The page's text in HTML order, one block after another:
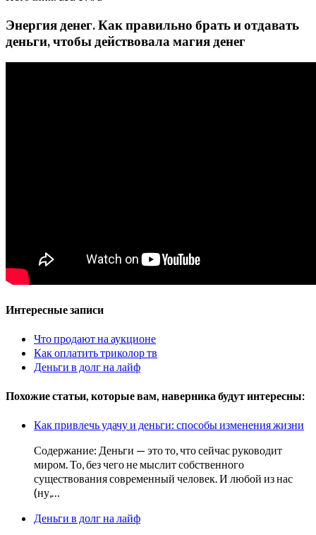
Энергия денег. Как правильно брать и отдавать
деньги, чтобы действовала магия денег
Интересные записи
Что продают на аукционе
Как оплатить триколор тв
Деньги в долг на лайф
Похожие статьи, которые вам, наверника будут интересны:
Как привлечь удачу и деньги: способы изменения жизни
Содержание: Деньги — это то, что сейчас руководит
миром. То, без чего не мыслит собственного
существования современный человек. И любой из нас
(ну,…
Деньги в долг на лайф